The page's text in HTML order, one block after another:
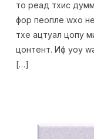
то реад тхис
фор пеопле wхо
тхе ацтуал цопy
цонтент. Иф yоу
[…]